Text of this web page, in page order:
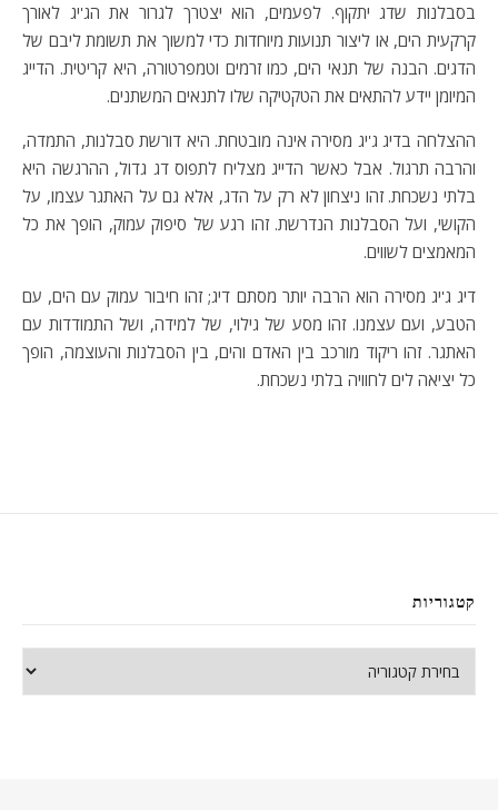
בסבלנות שדג יתקוף. לפעמים, הוא יצטרך לגרור את הג'יג לאורך
קרקעית הים, או ליצור תנועות מיוחדות כדי למשוך את תשומת ליבם של
הדגים. הבנה של תנאי הים, כמו זרמים וטמפרטורה, היא קריטית. הדייג
המיומן יידע להתאים את הטקטיקה שלו לתנאים המשתנים.
ההצלחה בדיג ג'יג מסירה אינה מובטחת. היא דורשת סבלנות, התמדה,
והרבה תרגול. אבל כאשר הדייג מצליח לתפוס דג גדול, ההרגשה היא
בלתי נשכחת. זהו ניצחון לא רק על הדג, אלא גם על האתגר עצמו, על
הקושי, ועל הסבלנות הנדרשת. זהו רגע של סיפוק עמוק, הופך את כל
המאמצים לשווים.
דיג ג'יג מסירה הוא הרבה יותר מסתם דיג; זהו חיבור עמוק עם הים, עם
הטבע, ועם עצמנו. זהו מסע של גילוי, של למידה, ושל התמודדות עם
האתגר. זהו ריקוד מורכב בין האדם והים, בין הסבלנות והעוצמה, הופך
כל יציאה לים לחוויה בלתי נשכחת.
קטגוריות